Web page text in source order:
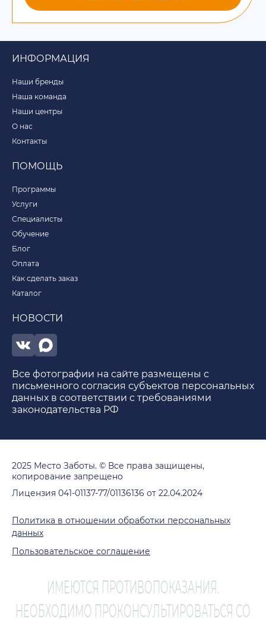
ИНФОРМАЦИЯ
Наши бренды
Наша команда
Наши центры
О нас
Контакты
ПОМОЩЬ
Программы
Услуги
Специалисты
Обучение
Блог
Оплата
Как сделать заказ
Каталог
НОВОСТИ
Все фотографии на сайте размещены с
письменного согласия субъектов персональных
данных в соответствии с требованиями
законодательства РФ
2025 Место Заботы. © Все права защищены,
копирование запрещено
Лицензия 041-01137-77/01136136 от 22.04.2024
Политика в отношении обработки персональных
данных
Пользовательское соглашение
ИМЕЮТСЯ ПРОТИВОПОКАЗАНИЯ.
НЕОБХОДИМО ПРОКОНСУЛЬТИРОВАТЬСЯ СО